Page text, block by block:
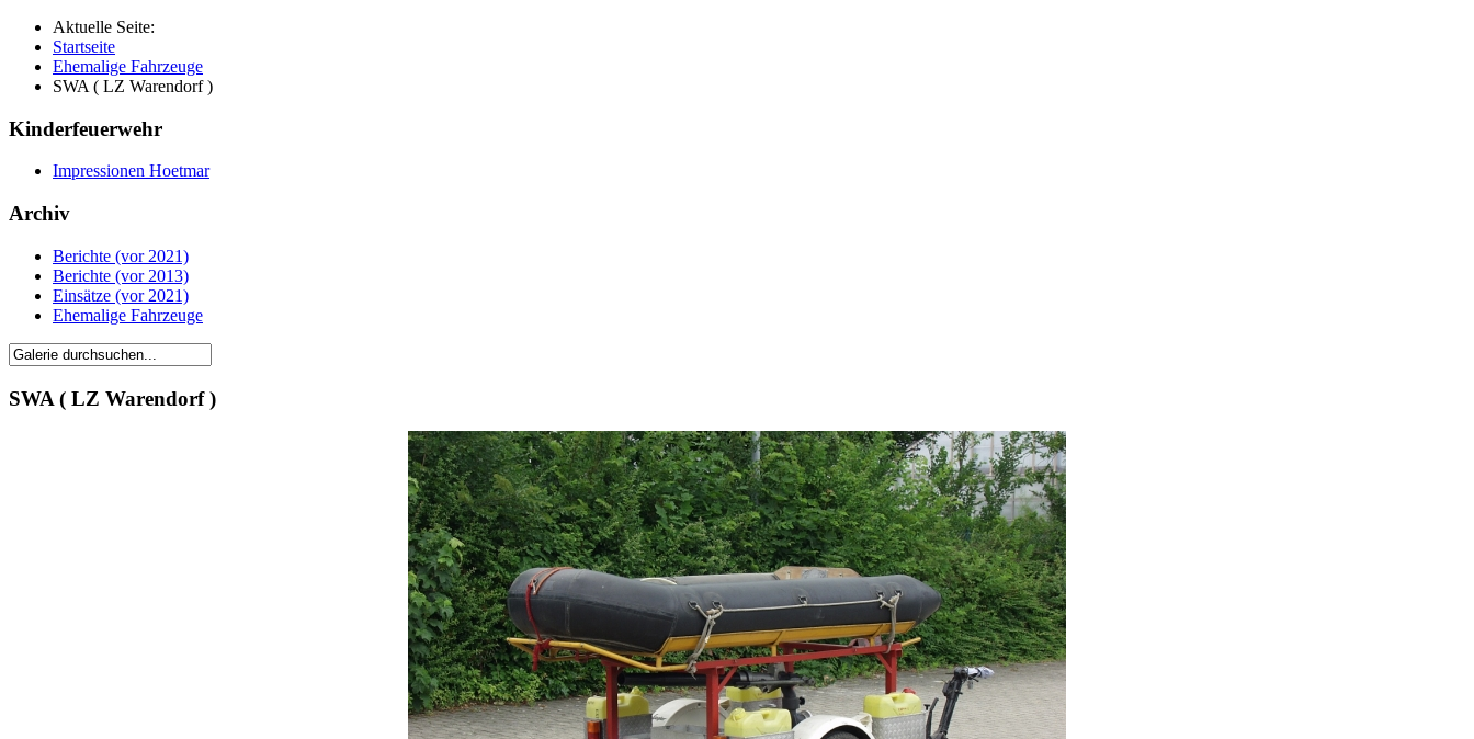
Aktuelle Seite:
Startseite
Ehemalige Fahrzeuge
SWA ( LZ Warendorf )
Kinderfeuerwehr
Impressionen Hoetmar
Archiv
Berichte (vor 2021)
Berichte (vor 2013)
Einsätze (vor 2021)
Ehemalige Fahrzeuge
SWA ( LZ Warendorf )